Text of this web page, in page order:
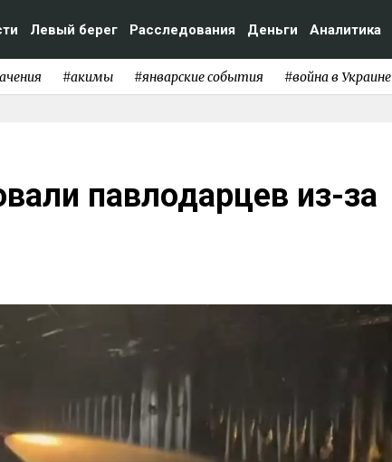
Левый берег Расследования Деньги Аналитика
#акимы #январские события #война в Украине
павлодарцев из-за